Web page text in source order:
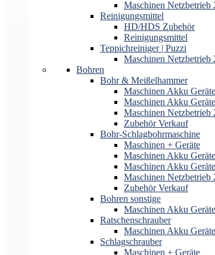
Maschinen Netzbetrieb
Reinigungsmittel
HD/HDS Zubehör
Reinigungsmittel
Teppichreiniger | Puzzi
Maschinen Netzbetrieb
Bohren
Bohr & Meißelhammer
Maschinen Akku
Maschinen Akku
Maschinen Netzbetrieb
Zubehör Verkauf
Bohr-Schlagbohrmaschine
Maschinen + Geräte
Maschinen Akku
Maschinen Akku
Maschinen Netzbetrieb
Zubehör Verkauf
Bohren sonstige
Maschinen Akku
Ratschenschrauber
Maschinen Akku
Schlagschrauber
Maschinen + Geräte